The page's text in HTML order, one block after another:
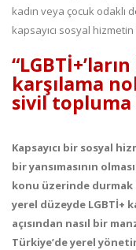
kadın veya çocuk odaklı
kapsayıcı sosyal
karşılama
sivil topluma
Kapsayıcı bir sosyal
bir yansımasının
konu üzerinde
yerel düzeyde LGBTİ+
açısından nasıl bir
Türkiye’de yerel